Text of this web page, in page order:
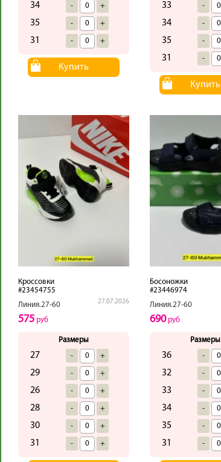
34 - +
35 - +
31 - +
Купить
33 -
34 -
35 -
31 -
Купить
Кроссовки
#23454755
Линия.27-60
27.07.2026
575 руб
Размеры
27 - +
29 - +
26 - +
28 - +
30 - +
31 - +
Босоножки
#23446974
Линия.27-60
690руб
Размеры
36 -
32 -
33 -
34 -
35 -
31 -